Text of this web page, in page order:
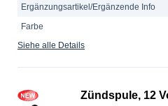
Ergänzungsartikel/Ergänzende Info
Farbe
Siehe alle Details
Zündspule, 12